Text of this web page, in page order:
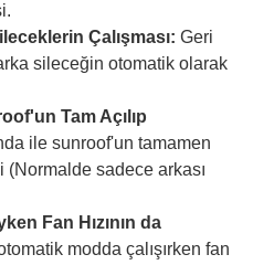
Çalışması: Geri
sileceğin otomatik olarak
Tam Açılıp
ile sunroof'un tamamen
(Normalde sadece arkası
Fan Hızının da
modda çalışırken fan